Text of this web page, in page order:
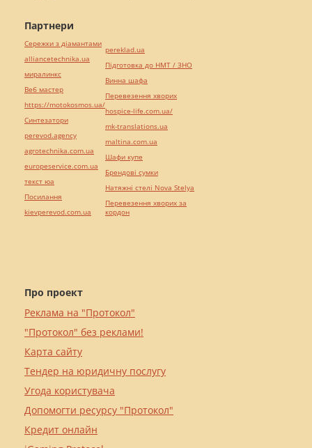
Про проект
Реклама на "Протокол"
"Протокол" без реклами!
Карта сайту
Тендер на юридичну послугу
Угода користувача
Допомогти ресурсу "Протокол"
Кредит онлайн
Партнери
Сережки з діамантами
alliancetechnika.ua
миралинкс
Веб мастер
https://motokosmos.ua/
Синтезатори
perevod.agency
agrotechnika.com.ua
europeservice.com.ua
текст юа
Посилання
kievperevod.com.ua
pereklad.ua
Підготовка до НМТ / ЗНО
Винна шафа
Перевезення хворих
hospice-life.com.ua/
mk-translations.ua
maltina.com.ua
Шафи купе
Брендові сумки
Натяжні стелі Nova Stelya
Перевезення хворих за
кордон